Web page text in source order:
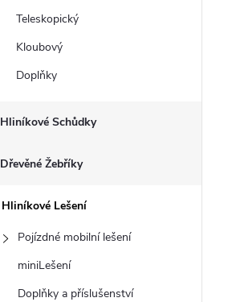
Teleskopický
Kloubový
Doplňky
Hliníkové Schůdky
Dřevěné Žebříky
Hliníkové Lešení
Pojízdné mobilní lešení
miniLešení
Doplňky a příslušenství